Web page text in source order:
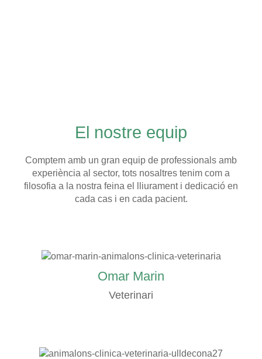
El nostre equip
Comptem amb un gran equip de professionals amb
experiència al sector, tots nosaltres tenim com a
filosofia a la nostra feina el lliurament i dedicació en
cada cas i en cada pacient.
Omar Marin
Veterinari